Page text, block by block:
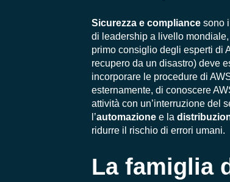
Sicurezza e compliance sono
di leadership a livello
primo consiglio degli esperti di
recupero da un disastro) deve
incorporare le procedure di
esternamente, di conoscere
attività con un’interruzione del
l’automazione e la
ridurre il rischio di errori umani.
La famiglia